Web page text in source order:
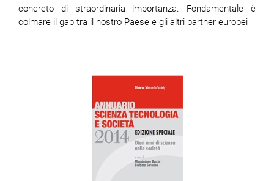
concreto di straordinaria importanza. Fondamentale è
colmare il gap tra il nostro Paese e gli altri partner europei